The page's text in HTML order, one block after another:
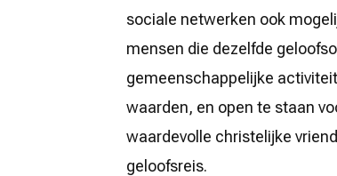
sociale netwerken ook
mensen die dezelfde
gemeenschappelijke
waarden, en open te staan
waardevolle christelijke
geloofsreis.